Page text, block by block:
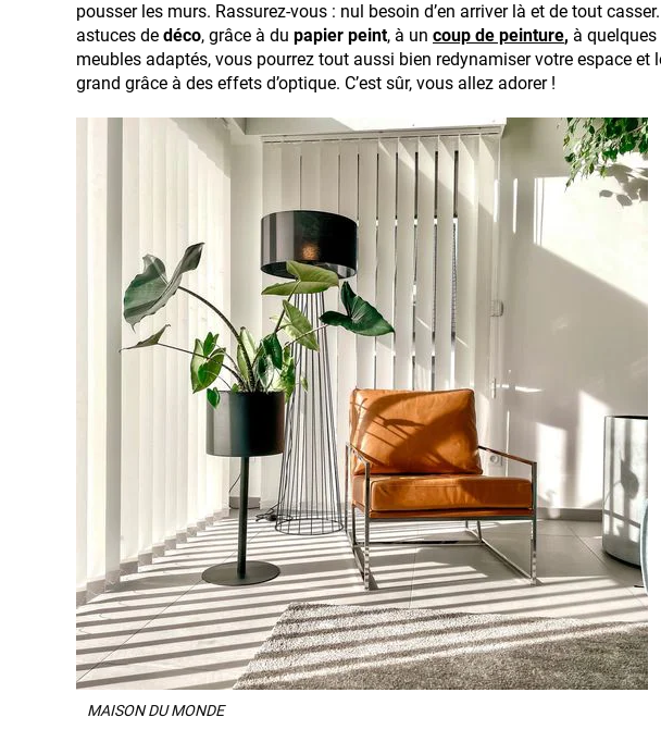
pousser les murs. Rassurez-vous : nul besoin d’en arriver là et de tout
astuces de déco, grâce à du papier peint, à un coup de peinture, à
meubles adaptés, vous pourrez tout aussi bien redynamiser votre espace et
grand grâce à des effets d’optique. C’est sûr, vous allez adorer !
MAISON DU MONDE